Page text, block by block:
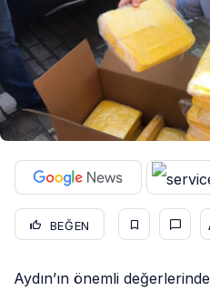
BEĞEN
Aydın’ın önemli